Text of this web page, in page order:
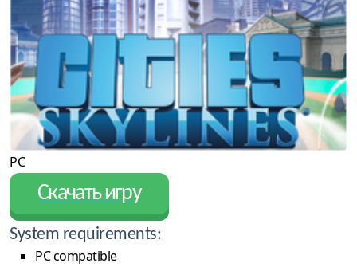
PC
Скачать игру
System requirements:
PC compatible